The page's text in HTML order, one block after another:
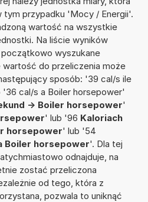
tym przypadku 'Mocy / Energii'.
wartość na wszystkie
Na liście wyników
wyszukane
wartość do przeliczenia może
sposób: '39 cal/s ile
cal/s a Boiler horsepower'
-> Boiler horsepower'
' lub '96 Kaloriach
horsepower' lub '54
Boiler horsepower'. Dla tej
odnajduje, na
zostać przeliczona
od tego, która z
pozwala to uniknąć